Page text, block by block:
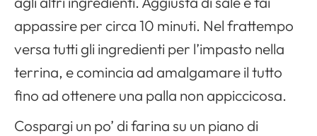
appassire per circa 10 minuti. Nel frattempo
versa tutti gli ingredienti per l’impasto nella
terrina, e comincia ad amalgamare il tutto
fino ad ottenere una palla non appiccicosa.
Cospargi un po’ di farina su un piano di